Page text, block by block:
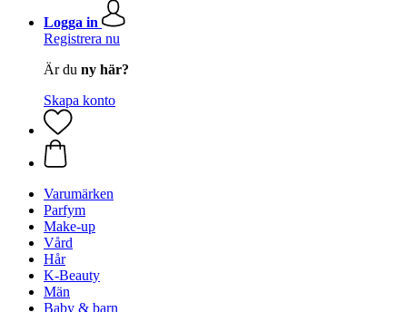
Logga in
Registrera nu
Är du ny här?
Skapa konto
Varumärken
Parfym
Make-up
Vård
Hår
K-Beauty
Män
Baby & barn